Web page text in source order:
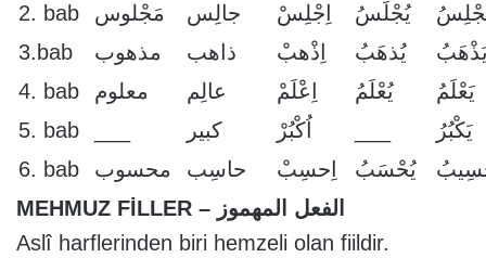
2. bab
مَجْلوس جالِس اِجْلِسْ يُجْلَسُ
3.bab
مذهوب ذاهب اِذْهبْ يُذهَبُ
4. bab
معلوم عالِم اِعْلَمْ يُعْلَمُ
يَعْلَمُ
5. bab
كبير اُكْبُرْ
يَكْبُرُ
6. bab
محسوب حاسِب اِحسِبْ يُحْسَبُ
MEHMUZ FİLLER – الفعل المهموز
Aslî harflerinden biri hemzeli olan fiildir.